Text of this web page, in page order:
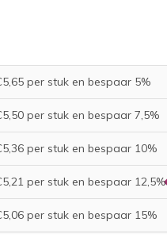
per stuk en bespaar 5%
per stuk en bespaar 7,5%
per stuk en bespaar 10%
per stuk en bespaar 12,5%
per stuk en bespaar 15%